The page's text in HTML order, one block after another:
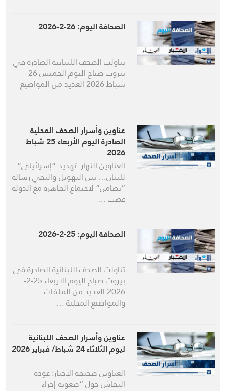
الصحافة اليوم: 26-2-2026
تناولت الصحف اللبنانية الصادرة في
بيروت صباح اليوم الخميس 26
شباط 2026 العديد من المواضيع
…
عناوين وأسرار الصحف المحلية
الصادرة اليوم الأربعاء 25 شباط
2026
العناوين النهار: تهديد “إسرائيلي”
للبنان… بين التهويل والنفي رسالة
“تضامن” لاجتماع القاهرة مع الدولة
غضب …
الصحافة اليوم: 25-2-2026
تناولت الصحف اللبنانية الصادرة في
بيروت صباح اليوم الاربعاء 25-2-
2026 العديد من الملفات
والمواضيع المحلية …
عناوين وأسرار الصحف اللبنانية
ليوم الثلاثاء 24 شباط/ فبراير 2026
العناوين صحيفة الأخبار: عودة
النقاش حول “صعوبة إجراء